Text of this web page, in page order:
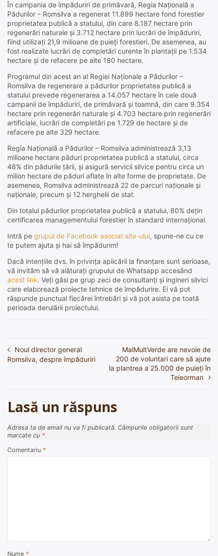
În campania de împăduriri de primăvară, Regia Națională a
Pădurilor – Romsilva a regenerat 11.899 hectare fond forestier
proprietatea publică a statului, din care 8.187 hectare prin
regenerări naturale și 3.712 hectare prin lucrări de împăduriri,
fiind utilizați 21,9 milioane de puieți forestieri. De asemenea, au
fost realizate lucrări de completări curente în plantații pe 1.534
hectare și de refacere pe alte 180 hectare.
Programul din acest an al Regiei Naționale a Pădurilor –
Romsilva de regenerare a pădurilor proprietatea publică a
statului prevede regenerarea a 14.057 hectare în cele două
campanii de împăduriri, de primăvară și toamnă, din care 9.354
hectare prin regenerări naturale și 4.703 hectare prin regenerări
artificiale, lucrări de completări pe 1.729 de hectare și de
refacere pe alte 329 hectare.
Regia Națională a Pădurilor – Romsilva administrează 3,13
milioane hectare păduri proprietatea publică a statului, circa
48% din pădurile țării, și asigură servicii silvice pentru circa un
milion hectare de păduri aflate în alte forme de proprietate. De
asemenea, Romsilva administrează 22 de parcuri naționale și
naționale, precum și 12 herghelii de stat.
Din totalul pădurilor proprietatea publică a statului, 80% dețin
certificarea managementului forestier în standard internațional.
Intră pe grupul de Facebook asociat site-ului, spune-ne cu ce
te putem ajuta și hai să împădurim!
Dacă intențiile dvs. în privința aplicării la finanțare sunt serioase,
vă invităm să vă alăturați grupului de Whatsapp accesând
acest link. Veți găsi pe grup zeci de consultanți și ingineri silvici
care elaborează proiecte tehnice de împădurire. Ei vă pot
răspunde punctual fiecărei întrebări și vă pot asista pe toată
perioada derulării proiectului.
Navigare
Noul director general
Romsilva, despre împăduriri
MaiMultVerde are nevoie de
200 de voluntari care să ajute
la plantrea a 25.000 de puieți în
Teleorman
Lasă un răspuns
Adresa ta de email nu va fi publicată. Câmpurile obligatorii sunt
marcate cu *
Comentariu *
Nume *